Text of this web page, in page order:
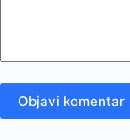
Objavi komentar